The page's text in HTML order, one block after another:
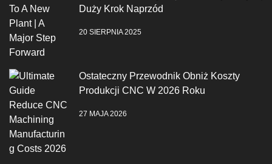
Duży Krok Naprzód
20 SIERPNIA 2025
Ostateczny Przewodnik Obniż Koszty
Produkcji CNC W 2026 Roku
27 MAJA 2026